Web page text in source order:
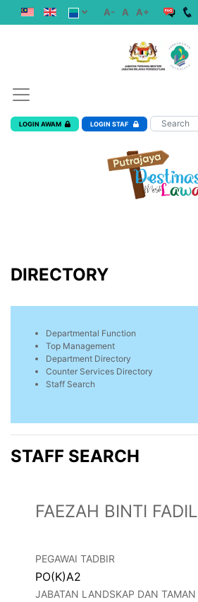
A- A A+
LOGIN AWAM LOGIN STAF
DIRECTORY
Departmental Function
Top Management
Department Directory
Counter Services Directory
Staff Search
STAFF SEARCH
FAEZAH BINTI FADIL
PEGAWAI TADBIR
PO(K)A2
JABATAN LANDSKAP DAN TAMAN